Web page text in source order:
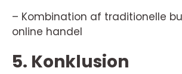
– Kombination af traditionelle
online handel
5. Konklusion